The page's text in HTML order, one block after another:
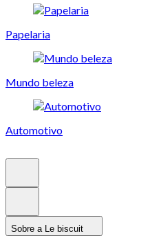
Papelaria
Mundo beleza
Automotivo
Sobre a Le biscuit